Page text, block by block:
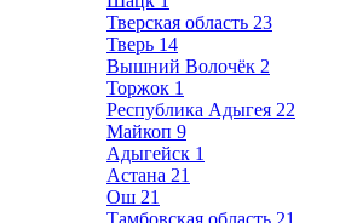
Тверская область 23
Тверь 14
Вышний Волочёк 2
Торжок 1
Республика Адыгея 22
Майкоп 9
Адыгейск 1
Астана 21
Ош 21
Тамбовская область 21